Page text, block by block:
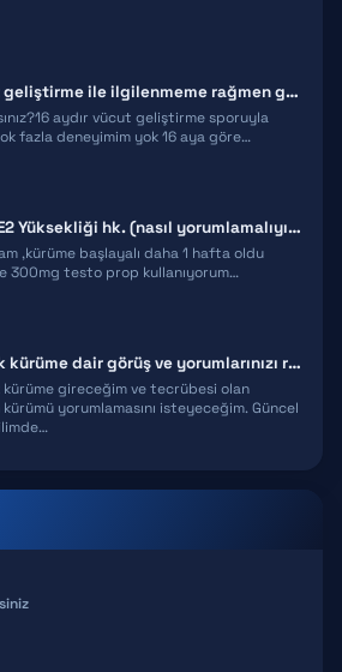
1 yıldır vücut geliştirme ile ilgilenmeme rağmen gelişimim yeterli gel…
aydır vücut geliştirme sporuyla
fazla deneyimim yok 16 aya göre…
Prolaktin ve E2 Yüksekliği hk. (nasıl yorumlamalıyım)
,kürüme başlayalı daha 1 hafta oldu
300mg testo prop kullanıyorum…
18 haftalık ilk kürüme dair görüş ve yorumlarınızı rica ediyorum!
kürüme gireceğim ve tecrübesi olan
yorumlamasını isteyeceğim. Güncel